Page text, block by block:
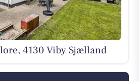
4130 Viby Sjælland